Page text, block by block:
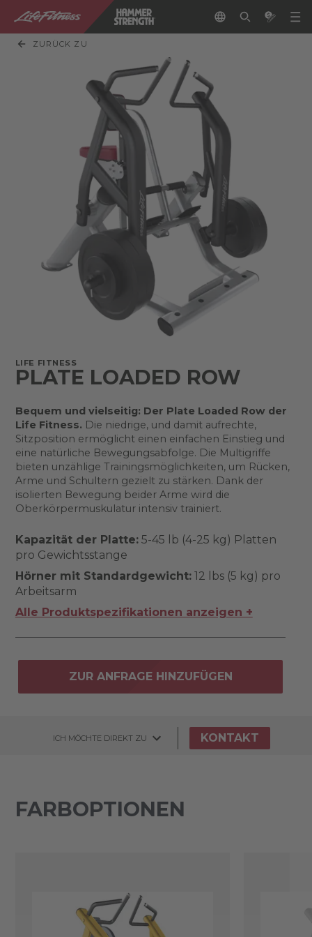
ZURÜCK ZU
LIFE FITNESS
PLATE LOADED ROW
Bequem und vielseitig: Der Plate Loaded Row der
Life Fitness. Die niedrige, und damit aufrechte,
Sitzposition ermöglicht einen einfachen Einstieg und
eine natürliche Bewegungsabfolge. Die Multigriffe
bieten unzählige Trainingsmöglichkeiten, um Rücken,
Arme und Schultern gezielt zu stärken. Dank der
isolierten Bewegung beider Arme wird die
Oberkörpermuskulatur intensiv trainiert.
Kapazität der Platte:5-45 lb (4-25 kg) Platten
pro Gewichtsstange
Hörner mit Standardgewicht:12 lbs (5 kg) pro
Arbeitsarm
Alle Produktspezifikationen anzeigen +
ZUR ANFRAGE HINZUFÜGEN
ICH MÖCHTE DIREKT ZU KONTAKT
FARBOPTIONEN